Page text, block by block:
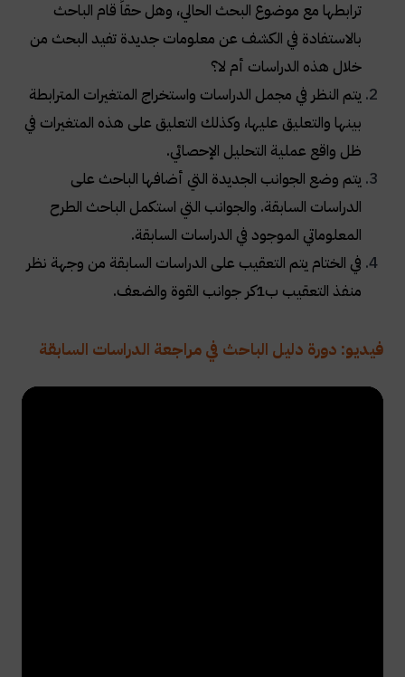
ترابطها مع موضوع البحث الحالي، وهل حقاً قام الباحث
بالاستفادة في الكشف عن معلومات جديدة تفيد البحث من
خلال هذه الدراسات أم لا؟
يتم النظر في مجمل الدراسات واستخراج المتغيرات المترابطة
بينها والتعليق عليها، وكذلك التعليق على هذه المتغيرات في
ظل واقع عملية التحليل الإحصائي.
يتم وضع الجوانب الجديدة التي أضافها الباحث على
الدراسات السابقة. والجوانب التي استكمل الباحث الطرح
المعلوماتي الموجود في الدراسات السابقة.
في الختام يتم التعقيب على الدراسات السابقة من وجهة نظر
منفذ التعقيب ب1كر جوانب القوة والضعف
.
فيديو: دورة دليل الباحث في مراجعة الدراسات السابقة